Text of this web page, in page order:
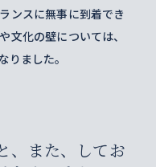
ンスに無事に到着でき
文化の壁については、
ました。
、また、してお